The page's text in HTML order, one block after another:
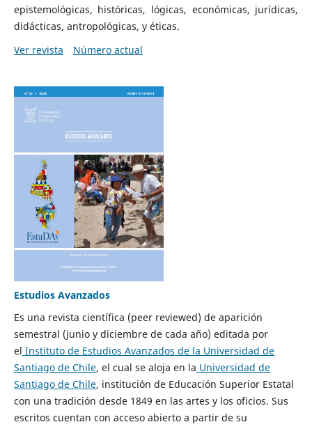
epistemológicas, históricas, lógicas, económicas, jurídicas,
didácticas, antropológicas, y éticas.
Ver revista
Número actual
Estudios Avanzados
Es una revista científica (peer reviewed) de aparición
semestral (junio y diciembre de cada año) editada por
el Instituto de Estudios Avanzados de la Universidad de
Santiago de Chile, el cual se aloja en la Universidad de
Santiago de Chile, institución de Educación Superior Estatal
con una tradición desde 1849 en las artes y los oficios. Sus
escritos cuentan con acceso abierto a partir de su